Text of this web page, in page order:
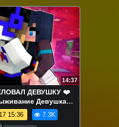
14:37
ДЕВУШКУ ❤️
Девушка
Minecraft
15:36 7.3K